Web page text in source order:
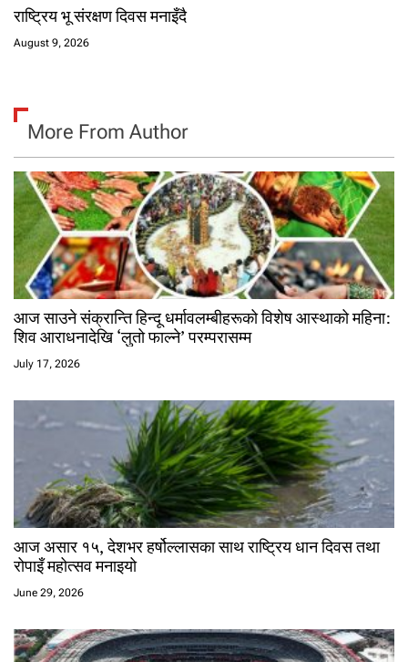
राष्ट्रिय भू संरक्षण दिवस मनाइँदै
August 9, 2026
More From Author
आज साउने संक्रान्ति हिन्दू धर्मावलम्बीहरूको विशेष आस्थाको महिना:
शिव आराधनादेखि ‘लुतो फाल्ने’ परम्परासम्म
July 17, 2026
आज असार १५, देशभर हर्षोल्लासका साथ राष्ट्रिय धान दिवस तथा
रोपाइँ महोत्सव मनाइयो
June 29, 2026